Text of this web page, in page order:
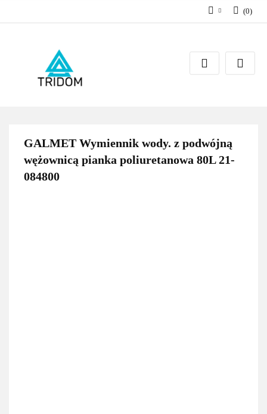
Dodaj zgłoszenie
(0)
GALMET Wymiennik wody. z podwójną
wężownicą pianka poliuretanowa 80L 21-
084800